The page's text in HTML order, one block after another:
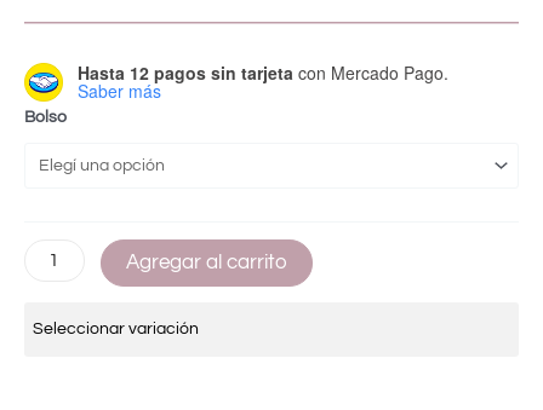
Hasta 12 pagos sin tarjeta con Mercado Pago.
Saber más
Bolso
Agregar al carrito
Seleccionar variación